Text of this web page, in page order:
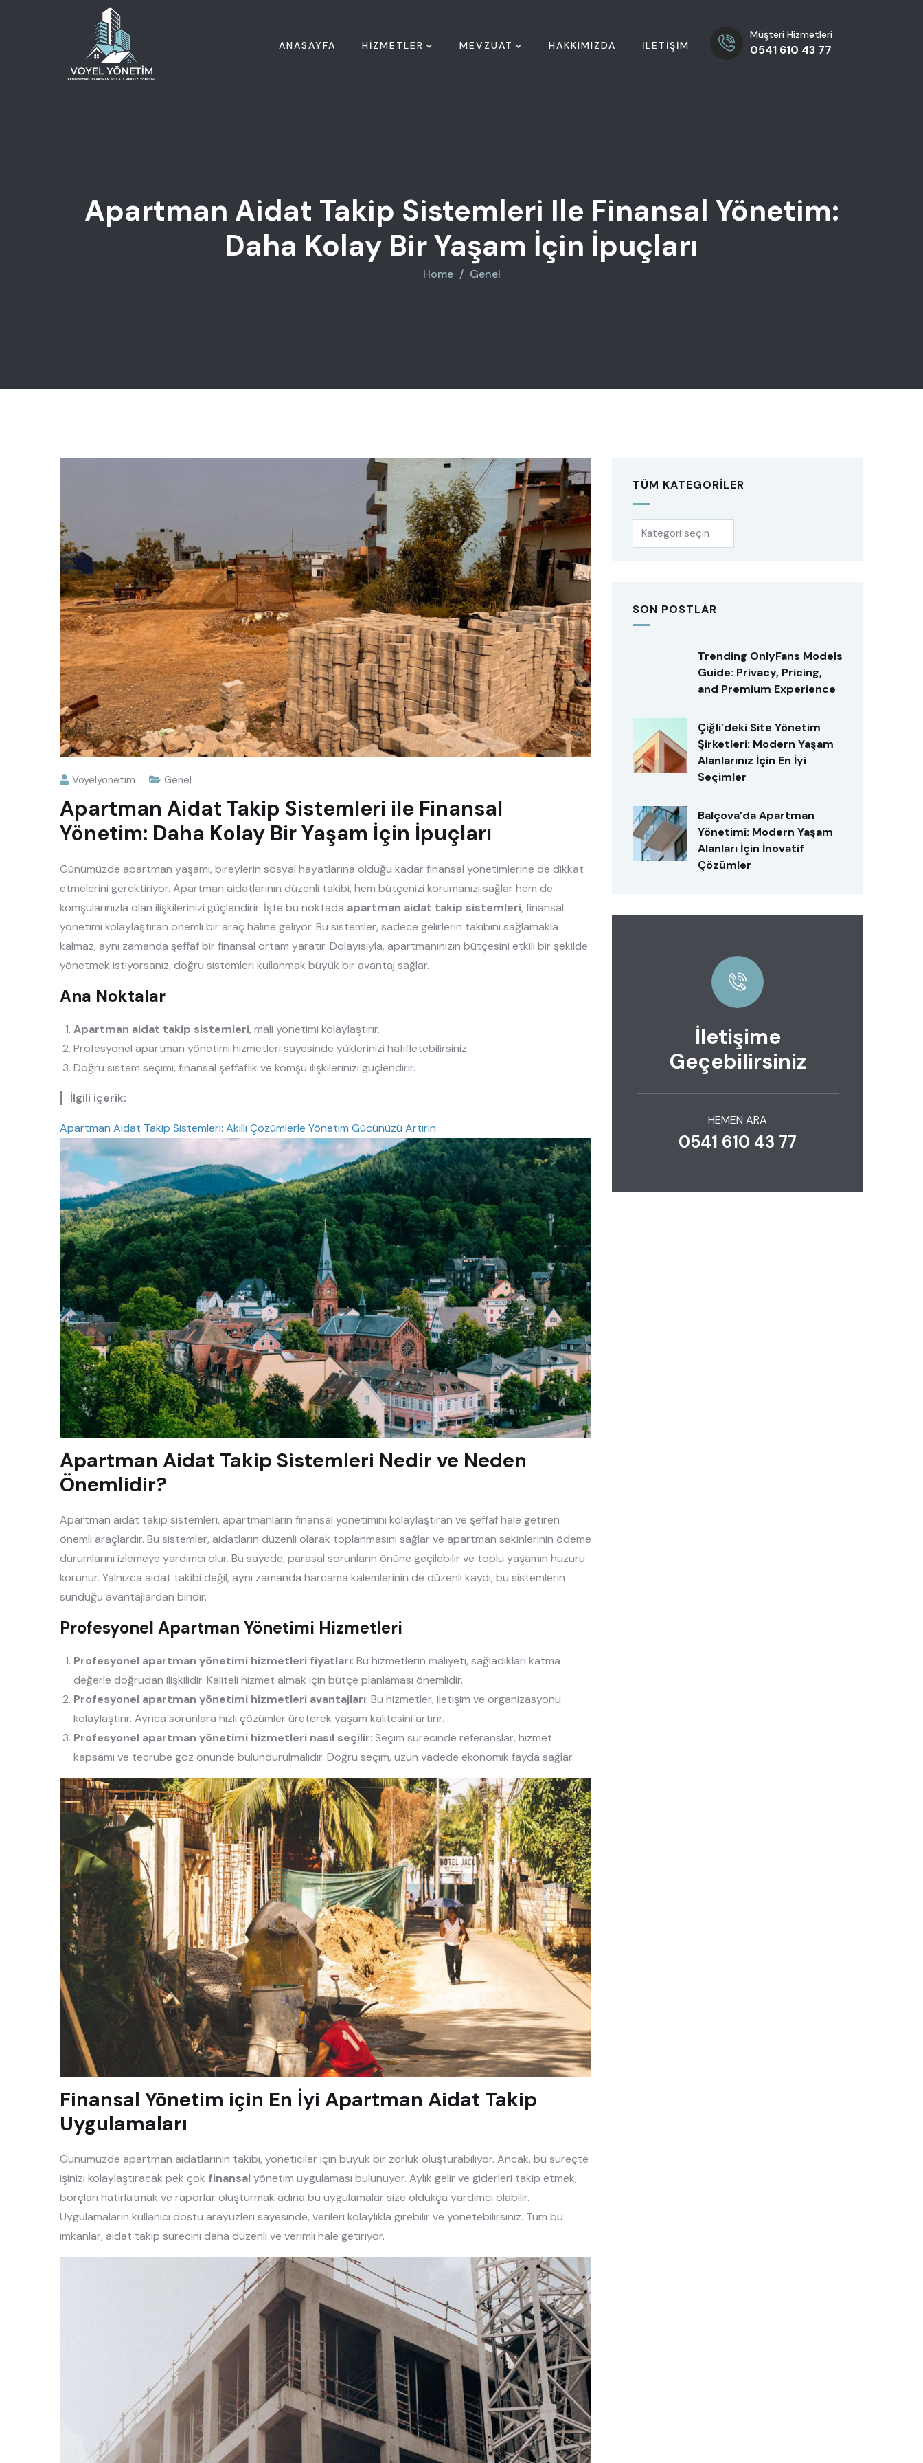
ANASAYFA HIZMETLER MEVZUAT HAKKIMIZDA İLETIŞIM
Müşteri Hizmetleri
0541 610 43 77
Apartman Aidat Takip Sistemleri Ile Finansal Yönetim:
Daha Kolay Bir Yaşam İçin İpuçları
Home Genel
Voyelyonetim Genel
Apartman Aidat Takip Sistemleri ile Finansal
Yönetim: Daha Kolay Bir Yaşam İçin İpuçları
Günümüzde apartman yaşamı, bireylerin sosyal hayatlarına olduğu kadar finansal yönetimlerine de dikkat
etmelerini gerektiriyor. Apartman aidatlarının düzenli takibi, hem bütçenizi korumanızı sağlar hem de
komşularınızla olan ilişkilerinizi güçlendirir. İşte bu noktada apartman aidat takip sistemleri, finansal
yönetimi kolaylaştıran önemli bir araç haline geliyor. Bu sistemler, sadece gelirlerin takibini sağlamakla
kalmaz, aynı zamanda şeffaf bir finansal ortam yaratır. Dolayısıyla, apartmanınızın bütçesini etkili bir şekilde
yönetmek istiyorsanız, doğru sistemleri kullanmak büyük bir avantaj sağlar.
Ana Noktalar
Apartman aidat takip sistemleri, mali yönetimi kolaylaştırır.
Profesyonel apartman yönetimi hizmetleri sayesinde yüklerinizi hafifletebilirsiniz.
Doğru sistem seçimi, finansal şeffaflık ve komşu ilişkilerinizi güçlendirir.
İlgili içerik:
Apartman Aidat Takip Sistemleri: Akıllı Çözümlerle Yönetim Gücünüzü Artırın
Apartman Aidat Takip Sistemleri Nedir ve Neden
Önemlidir?
Apartman aidat takip sistemleri, apartmanların finansal yönetimini kolaylaştıran ve şeffaf hale getiren
önemli araçlardır. Bu sistemler, aidatların düzenli olarak toplanmasını sağlar ve apartman sakinlerinin ödeme
durumlarını izlemeye yardımcı olur. Bu sayede, parasal sorunların önüne geçilebilir ve toplu yaşamın huzuru
korunur. Yalnızca aidat takibi değil, aynı zamanda harcama kalemlerinin de düzenli kaydı, bu sistemlerin
sunduğu avantajlardan biridir.
Profesyonel Apartman Yönetimi Hizmetleri
Profesyonel apartman yönetimi hizmetleri fiyatları: Bu hizmetlerin maliyeti, sağladıkları katma
değerle doğrudan ilişkilidir. Kaliteli hizmet almak için bütçe planlaması önemlidir.
Profesyonel apartman yönetimi hizmetleri avantajları: Bu hizmetler, iletişim ve organizasyonu
kolaylaştırır. Ayrıca sorunlara hızlı çözümler üreterek yaşam kalitesini artırır.
Profesyonel apartman yönetimi hizmetleri nasıl seçilir: Seçim sürecinde referanslar, hizmet
kapsamı ve tecrübe göz önünde bulundurulmalıdır. Doğru seçim, uzun vadede ekonomik fayda sağlar.
Finansal Yönetim için En İyi Apartman Aidat Takip
Uygulamaları
Günümüzde apartman aidatlarının takibi, yöneticiler için büyük bir zorluk oluşturabiliyor. Ancak, bu süreçte
işinizi kolaylaştıracak pek çok finansalyönetim uygulaması bulunuyor. Aylık gelir ve giderleri takip etmek,
borçları hatırlatmak ve raporlar oluşturmak adına bu uygulamalar size oldukça yardımcı olabilir.
Uygulamaların kullanıcı dostu arayüzleri sayesinde, verileri kolaylıkla girebilir ve yönetebilirsiniz. Tüm bu
imkanlar, aidat takip sürecini daha düzenli ve verimli hale getiriyor.
TÜM KATEGORILER
SON POSTLAR
Trending OnlyFans Models
Guide: Privacy, Pricing,
and Premium Experience
Çiğli’deki Site Yönetim
Şirketleri: Modern Yaşam
Alanlarınız İçin En İyi
Seçimler
Balçova’da Apartman
Yönetimi: Modern Yaşam
Alanları İçin İnovatif
Çözümler
İletişime
Geçebilirsiniz
HEMEN ARA
0541 610 43 77